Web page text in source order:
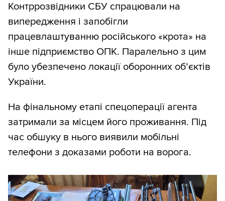
Контррозвідники СБУ спрацювали на
випередження і запобігли
працевлаштуванню російського «крота» на
інше підприємство ОПК. Паралельно з цим
було убезпечено локації оборонних об’єктів
України.
На фінальному етапі спецоперації агента
затримали за місцем його проживання. Під
час обшуку в нього виявили мобільні
телефони з доказами роботи на ворога.